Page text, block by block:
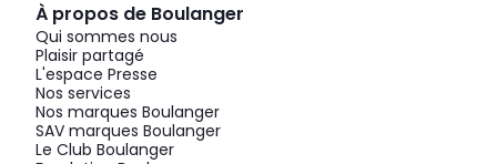
À propos de Boulanger
Qui sommes nous
Plaisir partagé
L'espace Presse
Nos services
Nos marques Boulanger
SAV marques Boulanger
Le Club Boulanger